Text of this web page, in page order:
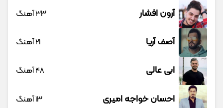
آرون افشار 33 آهنگ
آصف آریا 21 آهنگ
ابی عالی 48 آهنگ
احسان خواجه امیری 13 آهنگ